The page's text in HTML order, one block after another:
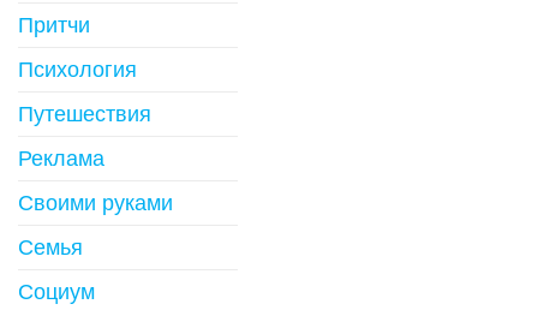
Притчи
Психология
Путешествия
Реклама
Своими руками
Семья
Социум